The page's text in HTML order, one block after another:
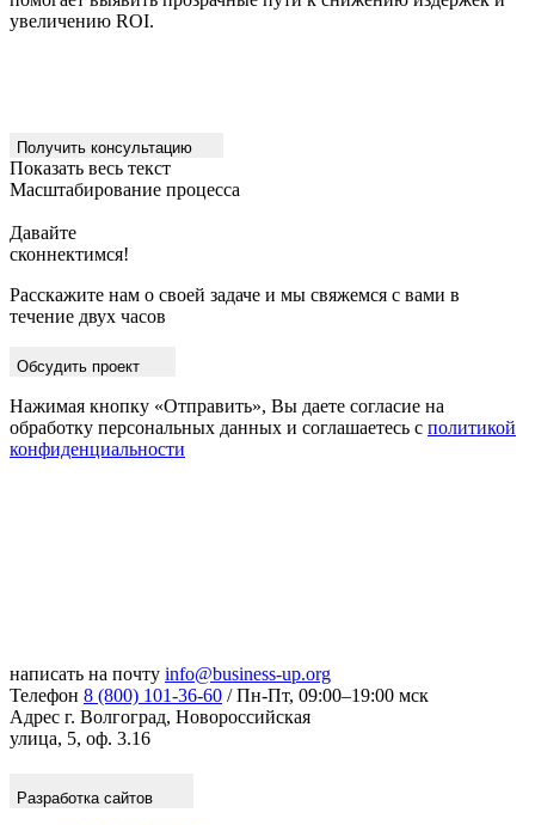
Масштабирование процесса
Давайте
скон
Расскажите нам о своей задаче и мы свяжемся с вами в
течение двух часов
Нажимая кнопку «Отправить», Вы даете согласие на
обработку персональных данных и соглашаетесь с
конфиденциальности
8 (800) 101-36-60
/ Пн-Пт, 09:00–19:00 мск
Адрес г. Волгоград, Новороссийская
улица, 5, оф. 3.16
Разработка сайтов